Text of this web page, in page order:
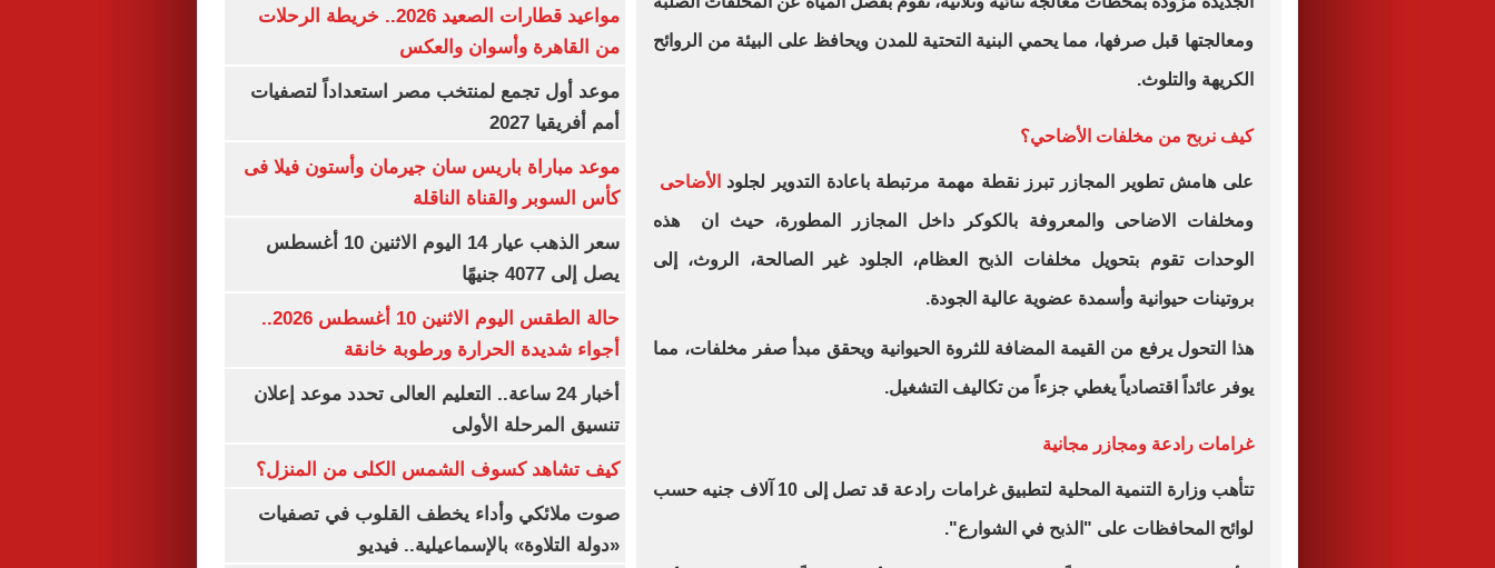
ومعالجتها قبل صرفها، مما يحمي البنية التحتية للمدن ويحافظ على البيئة من الروائح
الكريهة والتلوث.
كيف نربح من مخلفات الأضاحي؟
على هامش تطوير المجازر تبرز نقطة مهمة مرتبطة باعادة التدوير لجلود الأضاحى
ومخلفات الاضاحى والمعروفة بالكوكر داخل المجازر المطورة، حيث ان هذه
الوحدات تقوم بتحويل مخلفات الذبح العظام، الجلود غير الصالحة، الروث، إلى
بروتينات حيوانية وأسمدة عضوية عالية الجودة.
هذا التحول يرفع من القيمة المضافة للثروة الحيوانية ويحقق مبدأ صفر مخلفات، مما
يوفر عائداً اقتصادياً يغطي جزءاً من تكاليف التشغيل.
غرامات رادعة ومجازر مجانية
تتأهب وزارة التنمية المحلية لتطبيق غرامات رادعة قد تصل إلى 10 آلاف جنيه حسب
لوائح المحافظات على "الذبح في الشوارع".
مواعيد قطارات الصعيد 2026.. خريطة الرحلات
من القاهرة وأسوان والعكس
موعد أول تجمع لمنتخب مصر استعداداً لتصفيات
أمم أفريقيا 2027
موعد مباراة باريس سان جيرمان وأستون فيلا فى
كأس السوبر والقناة الناقلة
سعر الذهب عيار 14 اليوم الاثنين 10 أغسطس
يصل إلى 4077 جنيهًا
حالة الطقس اليوم الاثنين 10 أغسطس 2026..
أجواء شديدة الحرارة ورطوبة خانقة
أخبار 24 ساعة.. التعليم العالى تحدد موعد إعلان
تنسيق المرحلة الأولى
كيف تشاهد كسوف الشمس الكلى من المنزل؟
صوت ملائكي وأداء يخطف القلوب في تصفيات
«دولة التلاوة» بالإسماعيلية.. فيديو